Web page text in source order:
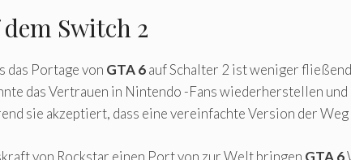
Switch 2
das Portage von GTA 6auf Schalter 2 ist weniger
das Vertrauen in Nintendo -Fans wiederherstellen
sie akzeptiert, dass eine vereinfachte Version der
von Rockstar einen Port von zur Welt bringen GTA 6